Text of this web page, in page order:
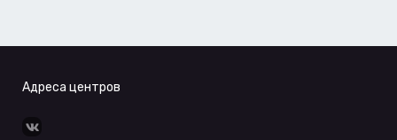
Адреса центров